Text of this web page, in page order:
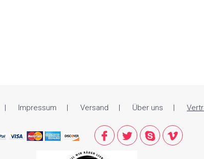
Impressum Versand Über uns